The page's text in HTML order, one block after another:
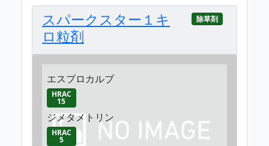
スパークスター１キ
ロ粒剤
除草剤
エスプロカルブ
HRAC
15
ジメタメトリン
HRAC
5